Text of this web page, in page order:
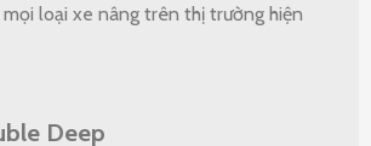
mọi loại xe nâng trên thị trường hiện
Deep